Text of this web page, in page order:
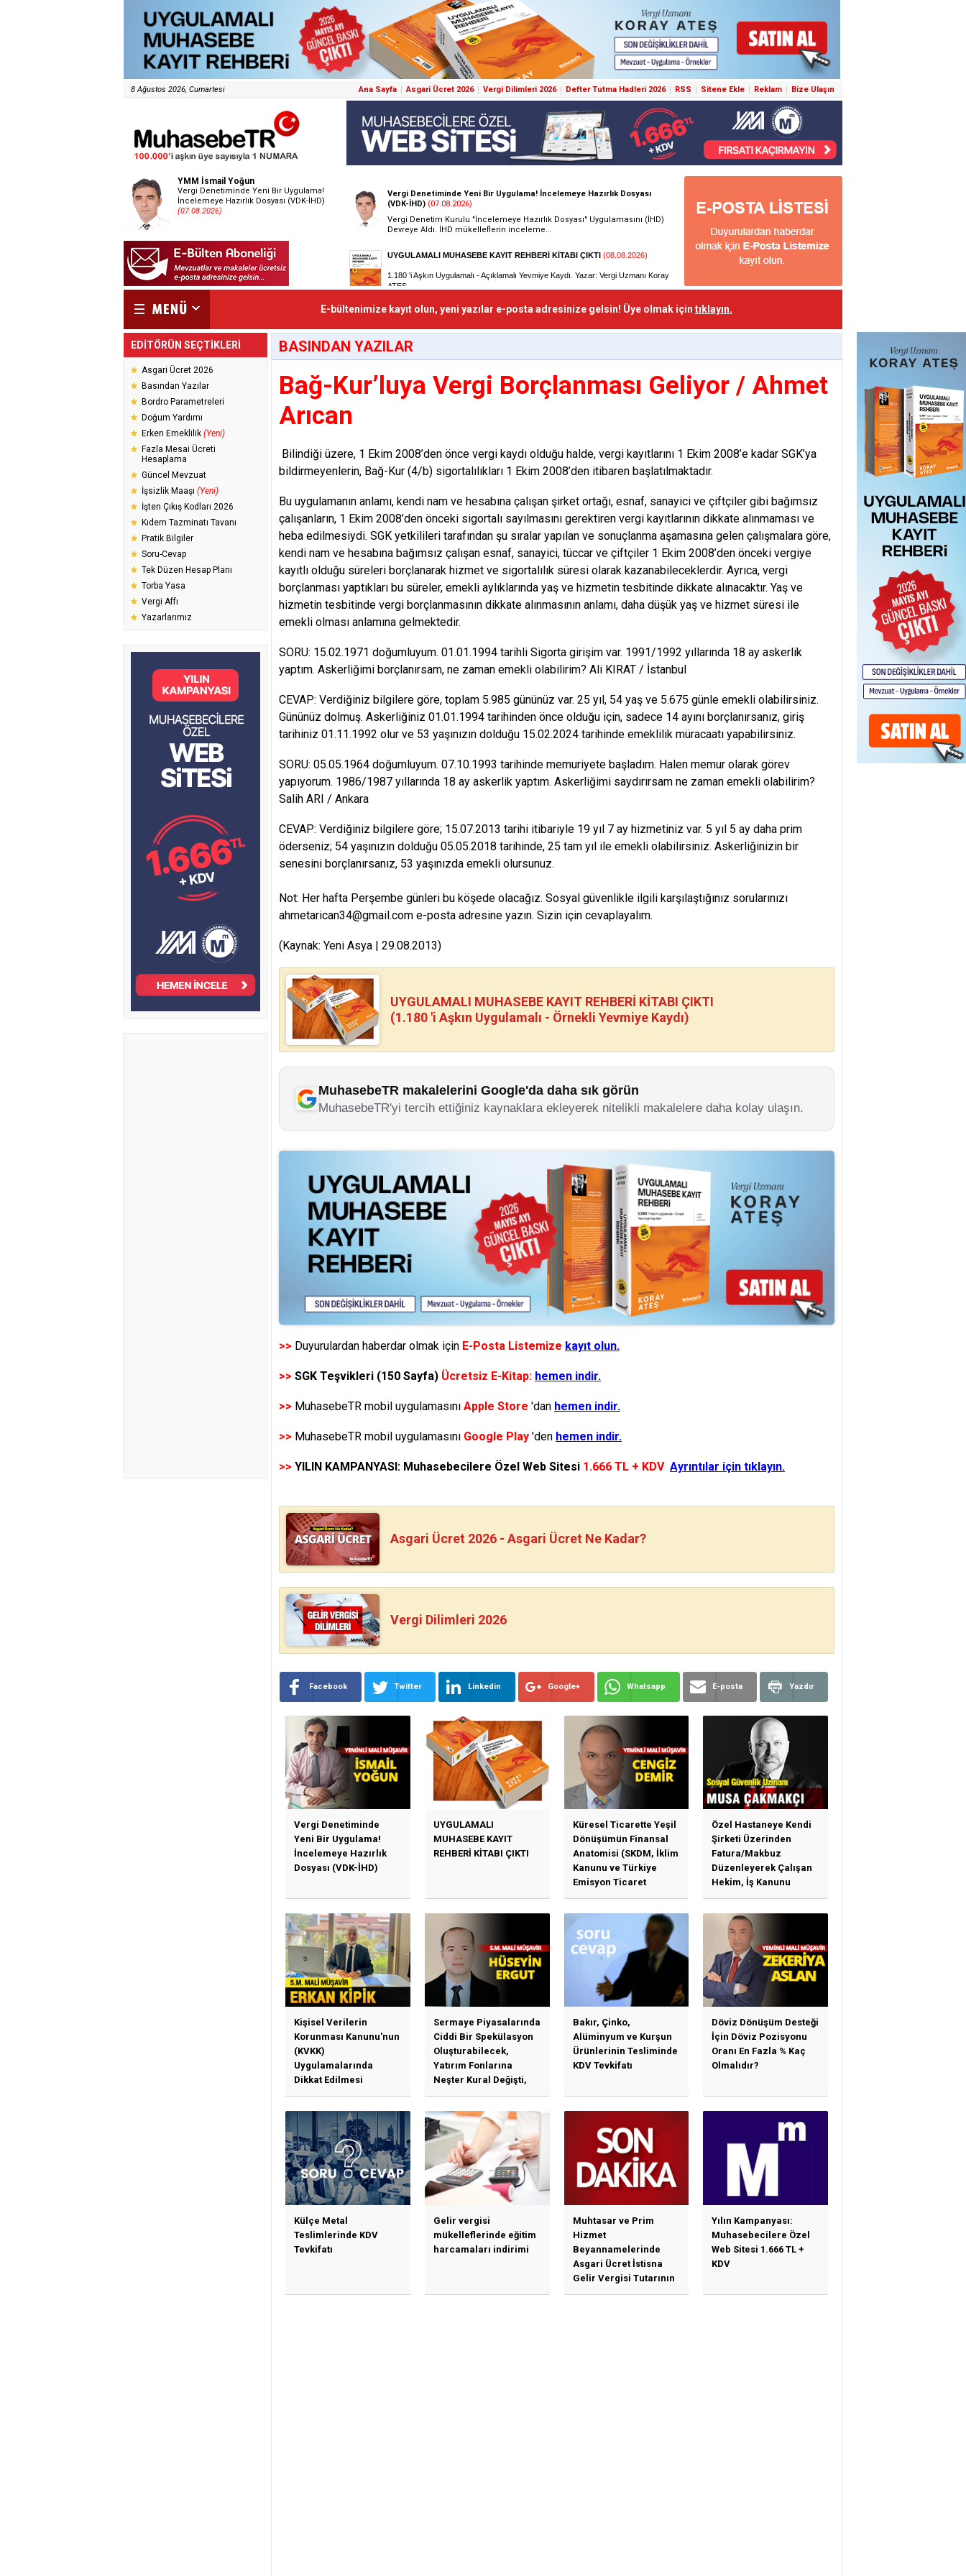
8 Ağustos 2026, Cumartesi Ana Sayfa Asgari Ücret 2026 Vergi Dilimleri 2026 Defter Tutma Hadleri 2026 RSS Sitene Ekle Reklam Bize Ulaşın
YMM İsmail Yoğun
Vergi Denetiminde Yeni Bir Uygulama!
İncelemeye Hazırlık Dosyası (VDK-İHD)
(07.08.2026)
E-bültenimize kayıt olun, yeni yazılar e-posta adresinize gelsin! Üye olmak için tıklayın.
EDİTÖRÜN SEÇTİKLERİ
Asgari Ücret 2026
Basından Yazılar
Bordro Parametreleri
Doğum Yardımı
Erken Emeklilik (Yeni)
Fazla Mesai Ücreti
Hesaplama
Güncel Mevzuat
İşsizlik Maaşı (Yeni)
İşten Çıkış Kodları 2026
Kıdem Tazminatı Tavanı
Pratik Bilgiler
Soru-Cevap
Tek Düzen Hesap Planı
Torba Yasa
Vergi Affı
Yazarlarımız
BASINDAN YAZILAR
Bağ-Kur’luya Vergi Borçlanması Geliyor / Ahmet
Arıcan
Bilindiği üzere, 1 Ekim 2008’den önce vergi kaydı olduğu halde, vergi kayıtlarını 1 Ekim 2008’e kadar SGK’ya
bildirmeyenlerin, Bağ-Kur (4/b) sigortalılıkları 1 Ekim 2008’den itibaren başlatılmaktadır.
Bu uygulamanın anlamı, kendi nam ve hesabına çalışan şirket ortağı, esnaf, sanayici ve çiftçiler gibi bağımsız
çalışanların, 1 Ekim 2008’den önceki sigortalı sayılmasını gerektiren vergi kayıtlarının dikkate alınmaması ve
heba edilmesiydi. SGK yetkilileri tarafından şu sıralar yapılan ve sonuçlanma aşamasına gelen çalışmalara göre,
kendi nam ve hesabına bağımsız çalışan esnaf, sanayici, tüccar ve çiftçiler 1 Ekim 2008’den önceki vergiye
kayıtlı olduğu süreleri borçlanarak hizmet ve sigortalılık süresi olarak kazanabileceklerdir. Ayrıca, vergi
borçlanması yaptıkları bu süreler, emekli aylıklarında yaş ve hizmetin tesbitinde dikkate alınacaktır. Yaş ve
hizmetin tesbitinde vergi borçlanmasının dikkate alınmasının anlamı, daha düşük yaş ve hizmet süresi ile
emekli olması anlamına gelmektedir.
SORU: 15.02.1971 doğumluyum. 01.01.1994 tarihli Sigorta girişim var. 1991/1992 yıllarında 18 ay askerlik
yaptım. Askerliğimi borçlanırsam, ne zaman emekli olabilirim? Ali KIRAT / İstanbul
CEVAP: Verdiğiniz bilgilere göre, toplam 5.985 gününüz var. 25 yıl, 54 yaş ve 5.675 günle emekli olabilirsiniz.
Gününüz dolmuş. Askerliğiniz 01.01.1994 tarihinden önce olduğu için, sadece 14 ayını borçlanırsanız, giriş
tarihiniz 01.11.1992 olur ve 53 yaşınızın dolduğu 15.02.2024 tarihinde emeklilik müracaatı yapabilirsiniz.
SORU: 05.05.1964 doğumluyum. 07.10.1993 tarihinde memuriyete başladım. Halen memur olarak görev
yapıyorum. 1986/1987 yıllarında 18 ay askerlik yaptım. Askerliğimi saydırırsam ne zaman emekli olabilirim?
Salih ARI / Ankara
CEVAP: Verdiğiniz bilgilere göre; 15.07.2013 tarihi itibariyle 19 yıl 7 ay hizmetiniz var. 5 yıl 5 ay daha prim
öderseniz; 54 yaşınızın dolduğu 05.05.2018 tarihinde, 25 tam yıl ile emekli olabilirsiniz. Askerliğinizin bir
senesini borçlanırsanız, 53 yaşınızda emekli olursunuz.
Not: Her hafta Perşembe günleri bu köşede olacağız. Sosyal güvenlikle ilgili karşılaştığınız sorularınızı
ahmetarican34@gmail.com e-posta adresine yazın. Sizin için cevaplayalım.
(Kaynak: Yeni Asya | 29.08.2013)
UYGULAMALI MUHASEBE KAYIT REHBERİ KİTABI ÇIKTI
(1.180 'i Aşkın Uygulamalı - Örnekli Yevmiye Kaydı)
MuhasebeTR makalelerini Google'da daha sık görün
MuhasebeTR'yi tercih ettiğiniz kaynaklara ekleyerek nitelikli makalelere daha kolay ulaşın.
>> Duyurulardan haberdar olmak için E-Posta Listemize kayıt olun.
>> SGK Teşvikleri (150 Sayfa) Ücretsiz E-Kitap: hemen indir.
>> MuhasebeTR mobil uygulamasını Apple Store 'dan hemen indir.
>> MuhasebeTR mobil uygulamasını Google Play 'den hemen indir.
>> YILIN KAMPANYASI: Muhasebecilere Özel Web Sitesi 1.666 TL + KDV Ayrıntılar için tıklayın.
Asgari Ücret 2026 - Asgari Ücret Ne Kadar?
Vergi Dilimleri 2026
Facebook Twitter Linkedin Google+ Whatsapp E-posta Yazdır
Vergi Denetiminde
Yeni Bir Uygulama!
İncelemeye Hazırlık
Dosyası (VDK-İHD)
UYGULAMALI
MUHASEBE KAYIT
REHBERİ KİTABI ÇIKTI
Küresel Ticarette Yeşil
Dönüşümün Finansal
Anatomisi (SKDM, İklim
Kanunu ve Türkiye
Emisyon Ticaret
Sistemi (TR-ETS)
Özel Hastaneye Kendi
Şirketi Üzerinden
Fatura/Makbuz
Düzenleyerek Çalışan
Hekim, İş Kanunu
Hükümlerinden
Kişisel Verilerin
Korunması Kanunu'nun
(KVKK)
Uygulamalarında
Dikkat Edilmesi
Gereken Özet Başlıklar
Sermaye Piyasalarında
Ciddi Bir Spekülasyon
Oluşturabilecek,
Yatırım Fonlarına
Neşter Kural Değişti,
SPK’dan Kritik Hamle
Haberlerine Sermaye
Piyasası Kurulundan
Yalanlama Ve Yerinde
Bir Açıklama Geldi
Bakır, Çinko,
Alüminyum ve Kurşun
Ürünlerinin Tesliminde
KDV Tevkifatı
Döviz Dönüşüm Desteği
İçin Döviz Pozisyonu
Oranı En Fazla % Kaç
Olmalıdır?
Külçe Metal
Teslimlerinde KDV
Tevkifatı
Gelir vergisi
mükelleflerinde eğitim
harcamaları indirimi
Muhtasar ve Prim
Hizmet
Beyannamelerinde
Asgari Ücret İstisna
Gelir Vergisi Tutarının
Güncellenmesine
Yılın Kampanyası:
Muhasebecilere Özel
Web Sitesi 1.666 TL +
KDV